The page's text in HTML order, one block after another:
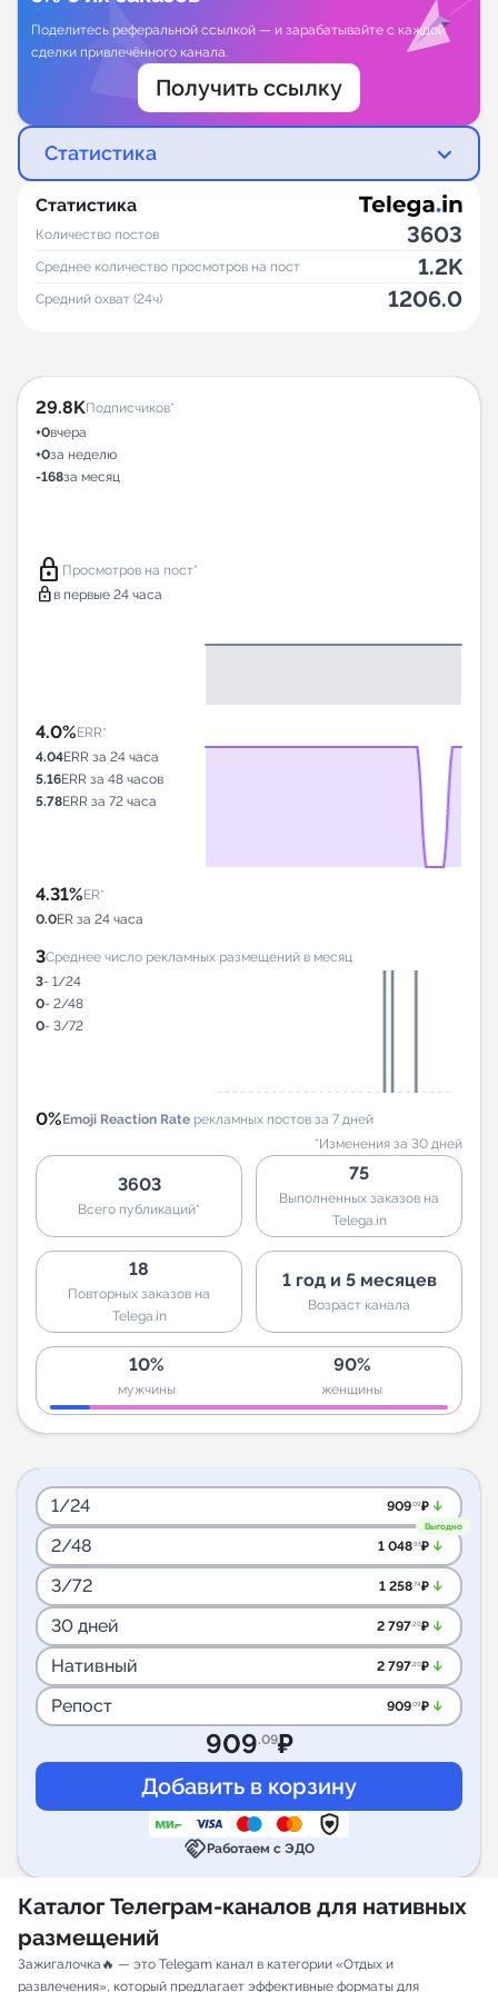
Поделитесь реферальной ссылкой — и зарабатывайте с каждой
сделки привлечённого канала.
Получить ссылку
Статистика
Статистика
Количество постов 3603
Среднее количество просмотров на пост 1.2K
Средний охват (24ч) 1206.0
29.8KПодписчиков*
+0вчера
+0за неделю
-168за месяц
lock Просмотров на пост*
lock в первые 24 часа
4.0%ERR*
4.04ERR за 24 часа
5.16ERR за 48 часов
5.78ERR за 72 часа
4.31%ER*
0.0ER за 24 часа
3Среднее число рекламных размещений в месяц
3- 1/24
0- 2/48
0- 3/72
0%Emoji Reaction Rate рекламных постов за 7 дней
*Изменения за 30 дней
3603
Всего публикаций*
75
Выполненных заказов на
Telega.in
18
Повторных заказов на
Telega.in
1 год и 5 месяцев
Возраст канала
10%
мужчины
90%
женщины
1/24 909.09₽ arrow_downward_alt
Выгодно
2/48 1 048.95₽ arrow_downward_alt
3/72 1 258.74₽ arrow_downward_alt
30 дней 2 797.20₽ arrow_downward_alt
Нативный 2 797.20₽ arrow_downward_alt
Репост 909.09₽ arrow_downward_alt
909.09₽
handshakeРаботаем с ЭДО
Каталог Телеграм-каналов для нативных
размещений
Зажигалочка🔥 — это Telegam канал в категории «Отдых и
развлечения», который предлагает эффективные форматы для